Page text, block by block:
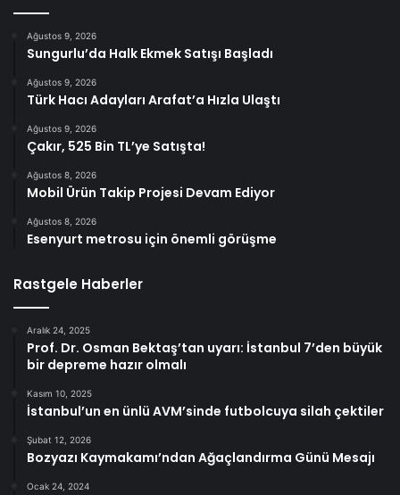
Ağustos 9, 2026
Sungurlu’da Halk Ekmek Satışı Başladı
Ağustos 9, 2026
Türk Hacı Adayları Arafat’a Hızla Ulaştı
Ağustos 9, 2026
Çakır, 525 Bin TL’ye Satışta!
Ağustos 8, 2026
Mobil Ürün Takip Projesi Devam Ediyor
Ağustos 8, 2026
Esenyurt metrosu için önemli görüşme
Rastgele Haberler
Aralık 24, 2025
Prof. Dr. Osman Bektaş’tan uyarı: İstanbul 7’den büyük
bir depreme hazır olmalı
Kasım 10, 2025
İstanbul’un en ünlü AVM’sinde futbolcuya silah çektiler
Şubat 12, 2026
Bozyazı Kaymakamı’ndan Ağaçlandırma Günü Mesajı
Ocak 24, 2024